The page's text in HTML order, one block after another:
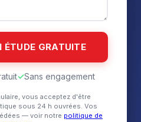
✓Sans engagement
vous acceptez d'être
sous 24 h ouvrées. Vos
— voir notre politique de